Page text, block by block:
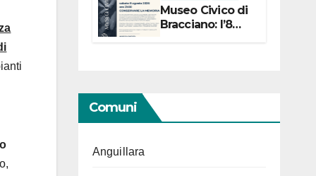
Museo Civico di
Bracciano: l’8
Comuni
Anguillara